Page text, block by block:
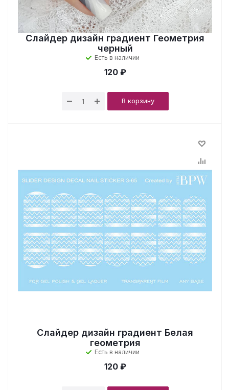
Слайдер дизайн градиент Геометрия
черный
Есть в наличии
120 ₽
В корзину
Слайдер дизайн градиент Белая
геометрия
Есть в наличии
120 ₽